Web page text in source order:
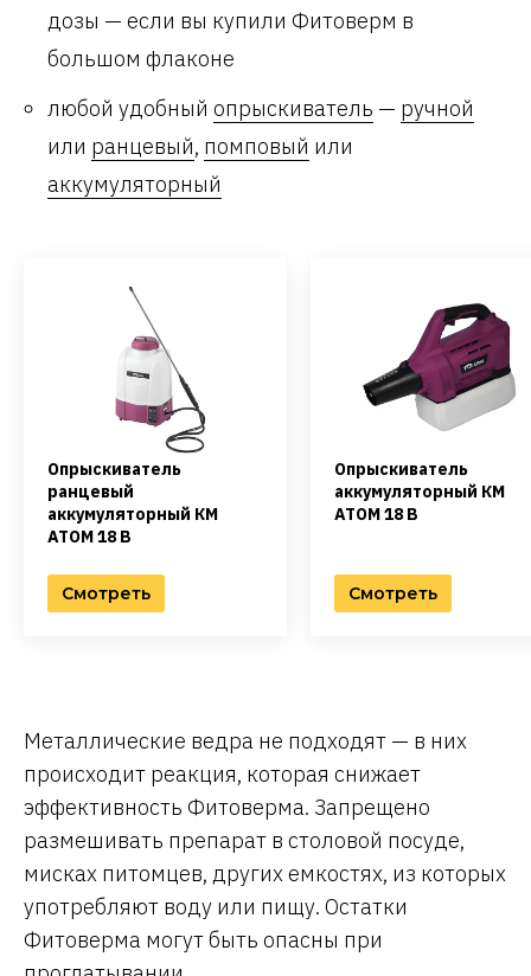
дозы — если вы купили Фитоверм в
большом флаконе
любой удобный опрыскиватель — ручной
или ранцевый, помповый или
аккумуляторный
Опрыскиватель
ранцевый
аккумуляторный КМ
АТОМ 18 В
Смотреть
Опрыскиватель
аккумуляторный КМ
АТОМ 18 В
Смотреть
Металлические ведра не подходят — в них
происходит реакция, которая снижает
эффективность Фитоверма. Запрещено
размешивать препарат в столовой посуде,
мисках питомцев, других емкостях, из которых
употребляют воду или пищу. Остатки
Фитоверма могут быть опасны при